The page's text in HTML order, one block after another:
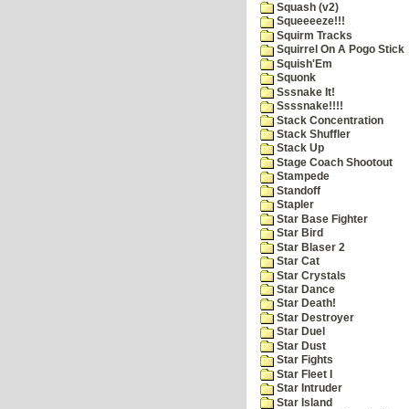
Squash (v2)
Squeeeeze!!!
Squirm Tracks
Squirrel On A Pogo Stick
Squish'Em
Squonk
Sssnake It!
Ssssnake!!!!
Stack Concentration
Stack Shuffler
Stack Up
Stage Coach Shootout
Stampede
Standoff
Stapler
Star Base Fighter
Star Bird
Star Blaser 2
Star Cat
Star Crystals
Star Dance
Star Death!
Star Destroyer
Star Duel
Star Dust
Star Fights
Star Fleet I
Star Intruder
Star Island